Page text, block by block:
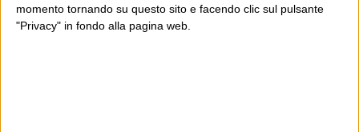
momento tornando su questo sito e facendo clic sul pulsante
"Privacy" in fondo alla pagina web.